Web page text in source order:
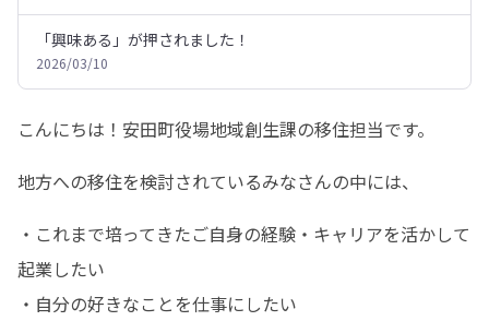
「興味ある」が押されました！
2026/03/10
こんにちは！安田町役場地域創生課の移住担当です。
地方への移住を検討されているみなさんの中には、
・これまで培ってきたご自身の経験・キャリアを活かして
起業したい
・自分の好きなことを仕事にしたい